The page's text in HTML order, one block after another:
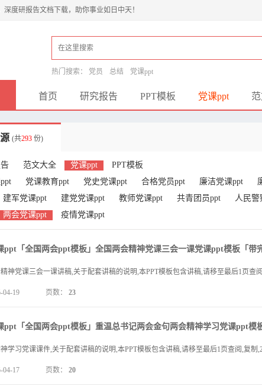
度研报告文档下载，助你事业如日中天！
热门搜索： 党员 总结 党课ppt
首页 研究报告 PPT模板 党课ppt
(共293 份)
范文大全 党课ppt
PPT模板
党课教育ppt 党史党课ppt 合格党员ppt 廉洁党课ppt
建军党课ppt 建党党课ppt 教师党课ppt 共青团员ppt 人民警
两会党课ppt 疫情党课ppt
ppt「全国两会ppt模板」全国两会精神党课三会一课党课ppt模板「带
04-19 页数： 23
ppt「全国两会ppt模板」重温总书记两会金句两会精神学习党课ppt模
04-17 页数： 20